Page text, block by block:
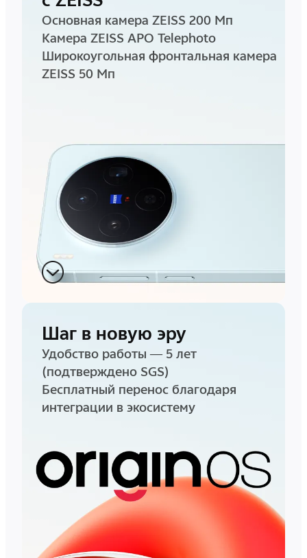
Основная камера ZEISS 200 Мп
Камера ZEISS APO Telephoto
Широкоугольная фронтальная камера
ZEISS 50 Мп
Шаг в новую эру
Удобство работы — 5 лет
(подтверждено SGS)
Бесплатный перенос благодаря
интеграции в экосистему